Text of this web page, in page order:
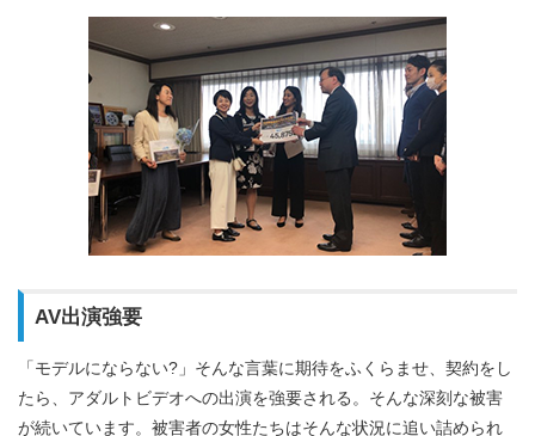
AV出演強要
「モデルにならない?」そんな言葉に期待をふくらませ、契約をし
たら、アダルトビデオへの出演を強要される。そんな深刻な被害
が続いています。被害者の女性たちはそんな状況に追い詰められ